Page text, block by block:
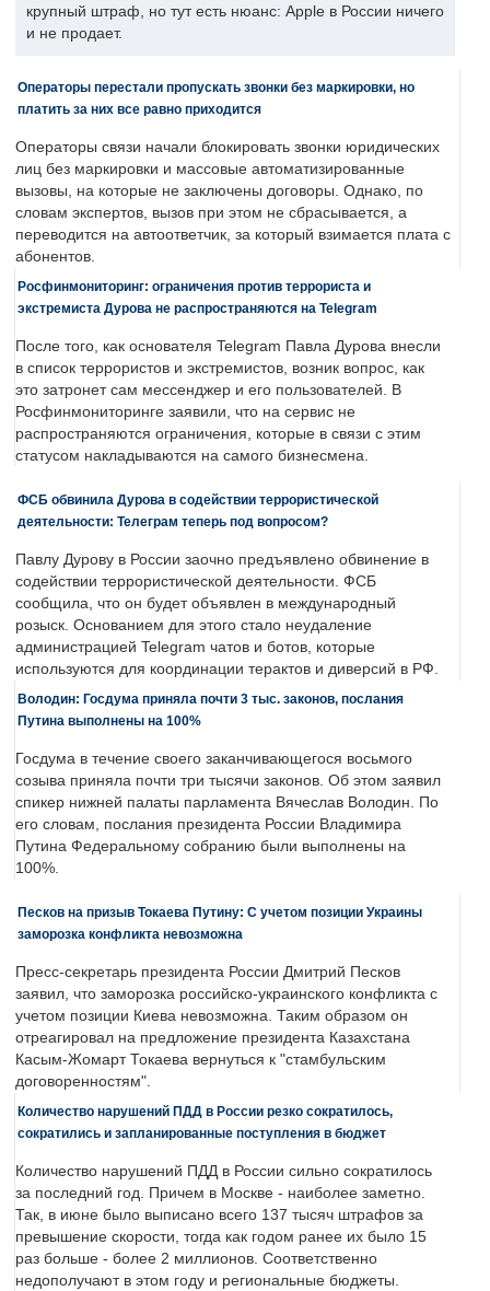
крупный штраф, но тут есть нюанс: Apple в России ничего
и не продает.
Операторы перестали пропускать звонки без маркировки, но
платить за них все равно приходится
Операторы связи начали блокировать звонки юридических
лиц без маркировки и массовые автоматизированные
вызовы, на которые не заключены договоры. Однако, по
словам экспертов, вызов при этом не сбрасывается, а
переводится на автоответчик, за который взимается плата с
абонентов.
Росфинмониторинг: ограничения против террориста и
экстремиста Дурова не распространяются на Telegram
После того, как основателя Telegram Павла Дурова внесли
в список террористов и экстремистов, возник вопрос, как
это затронет сам мессенджер и его пользователей. В
Росфинмониторинге заявили, что на сервис не
распространяются ограничения, которые в связи с этим
статусом накладываются на самого бизнесмена.
ФСБ обвинила Дурова в содействии террористической
деятельности: Телеграм теперь под вопросом?
Павлу Дурову в России заочно предъявлено обвинение в
содействии террористической деятельности. ФСБ
сообщила, что он будет объявлен в международный
розыск. Основанием для этого стало неудаление
администрацией Telegram чатов и ботов, которые
используются для координации терактов и диверсий в РФ.
Володин: Госдума приняла почти 3 тыс. законов, послания
Путина выполнены на 100%
Госдума в течение своего заканчивающегося восьмого
созыва приняла почти три тысячи законов. Об этом заявил
спикер нижней палаты парламента Вячеслав Володин. По
его словам, послания президента России Владимира
Путина Федеральному собранию были выполнены на
100%.
Песков на призыв Токаева Путину: С учетом позиции Украины
заморозка конфликта невозможна
Пресс-секретарь президента России Дмитрий Песков
заявил, что заморозка российско-украинского конфликта с
учетом позиции Киева невозможна. Таким образом он
отреагировал на предложение президента Казахстана
Касым-Жомарт Токаева вернуться к "стамбульским
договоренностям".
Количество нарушений ПДД в России резко сократилось,
сократились и запланированные поступления в бюджет
Количество нарушений ПДД в России сильно сократилось
за последний год. Причем в Москве - наиболее заметно.
Так, в июне было выписано всего 137 тысяч штрафов за
превышение скорости, тогда как годом ранее их было 15
раз больше - более 2 миллионов. Соответственно
недополучают в этом году и региональные бюджеты.